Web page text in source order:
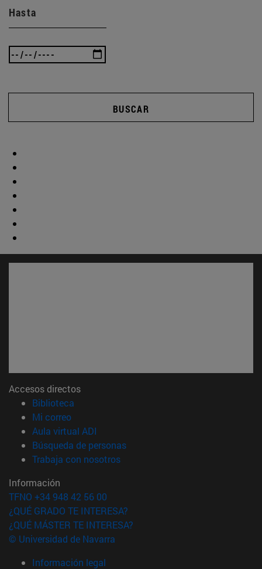
Hasta
BUSCAR
Accesos directos
Biblioteca
Mi correo(abre en nueva ventana)
Aula virtual ADI
Búsqueda de personas(abre en nueva ventana)
Trabaja con nosotros(abre en nueva ventana)
Información
TFNO +34 948 42 56 00
¿QUÉ GRADO TE INTERESA?
¿QUÉ MÁSTER TE INTERESA?
© Universidad de Navarra
Información legal